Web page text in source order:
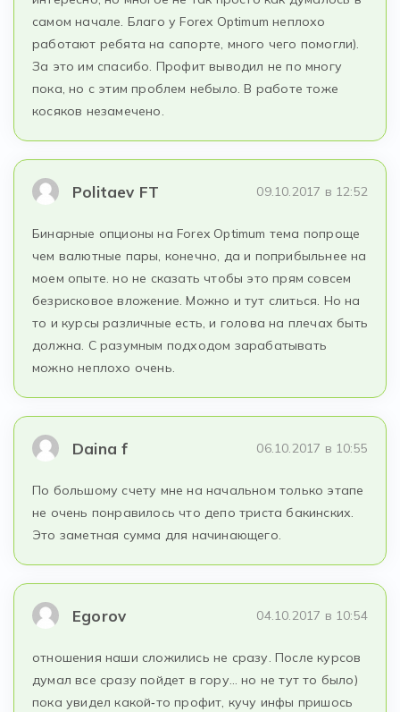
самом начале. Благо у Forex Optimum неплохо
работают ребята на сапорте, много чего помогли).
За это им спасибо. Профит выводил не по многу
пока, но с этим проблем небыло. В работе тоже
косяков незамечено.
Politaev FT 09.10.2017 в 12:52
Бинарные опционы на Forex Optimum тема попроще
чем валютные пары, конечно, да и поприбыльнее на
моем опыте. но не сказать чтобы это прям совсем
безрисковое вложение. Можно и тут слиться. Но на
то и курсы различные есть, и голова на плечах быть
должна. С разумным подходом зарабатывать
можно неплохо очень.
Daina f 06.10.2017 в 10:55
По большому счету мне на начальном только этапе
не очень понравилось что депо триста бакинских.
Это заметная сумма для начинающего.
Egorov 04.10.2017 в 10:54
отношения наши сложились не сразу. После курсов
думал все сразу пойдет в гору… но не тут то было)
пока увидел какой‐то профит, кучу инфы пришось